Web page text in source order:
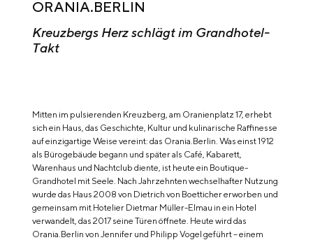
ORANIA.BERLIN
Kreuzbergs Herz schlägt im Grandhotel-
Takt
Mitten im pulsierenden Kreuzberg, am Oranienplatz 17, erhebt
sich ein Haus, das Geschichte, Kultur und kulinarische Raffinesse
auf einzigartige Weise vereint: das Orania.Berlin. Was einst 1912
als Bürogebäude begann und später als Café, Kabarett,
Warenhaus und Nachtclub diente, ist heute ein Boutique-
Grandhotel mit Seele. Nach Jahrzehnten wechselhafter Nutzung
wurde das Haus 2008 von Dietrich von Boetticher erworben und
gemeinsam mit Hotelier Dietmar Müller-Elmau in ein Hotel
verwandelt, das 2017 seine Türen öffnete. Heute wird das
Orania.Berlin von Jennifer und Philipp Vogel geführt – einem